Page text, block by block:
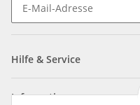
Hilfe & Service
Informationen